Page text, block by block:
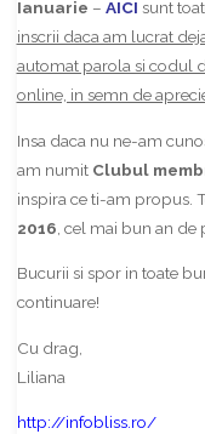
Ianuarie – AICI sunt
inscrii daca am lucrat
automat parola si codul
online, in semn de
Insa daca nu ne-am
am numit Clubul
inspira ce ti-am propus.
2016 , cel mai bun an
Bucurii si spor in toate
continuare!
Cu drag,
Liliana
http://infobliss.ro/